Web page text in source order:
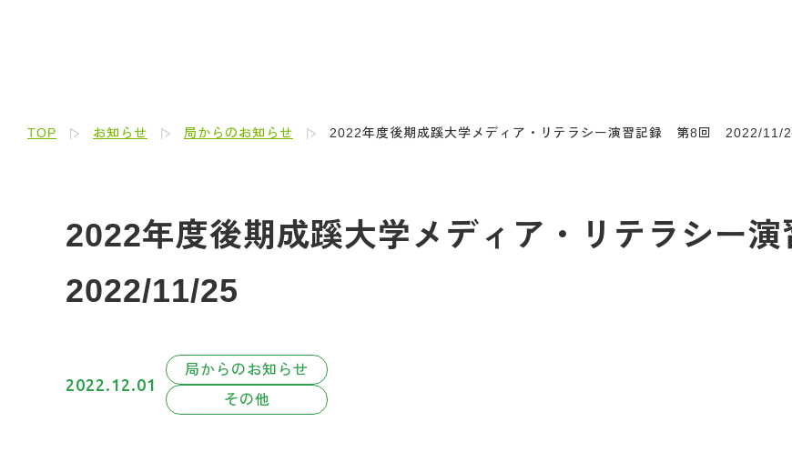
TOP お知らせ 局からのお知らせ 2022年度後期成蹊大学メディア・リテラシー演習記録 第8回 2022/11/
2022年度後期成蹊大学メディア・リテラシー
2022/11/25
2022.12.01
局からのお知らせ
その他